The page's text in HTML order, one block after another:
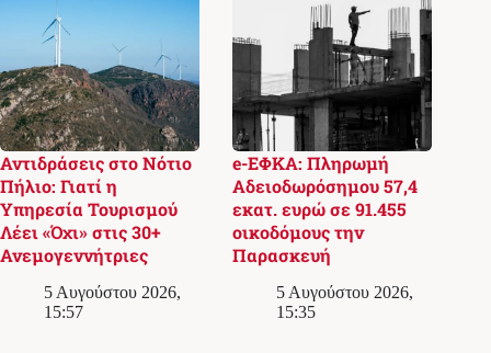
Αντιδράσεις στο Νότιο
Πήλιο: Γιατί η
Υπηρεσία Τουρισμού
Λέει «Όχι» στις 30+
Ανεμογεννήτριες
5 Αυγούστου 2026,
15:57
e-ΕΦΚΑ: Πληρωμή
Αδειοδωρόσημου 57,4
εκατ. ευρώ σε 91.455
οικοδόμους την
Παρασκευή
5 Αυγούστου 2026,
15:35